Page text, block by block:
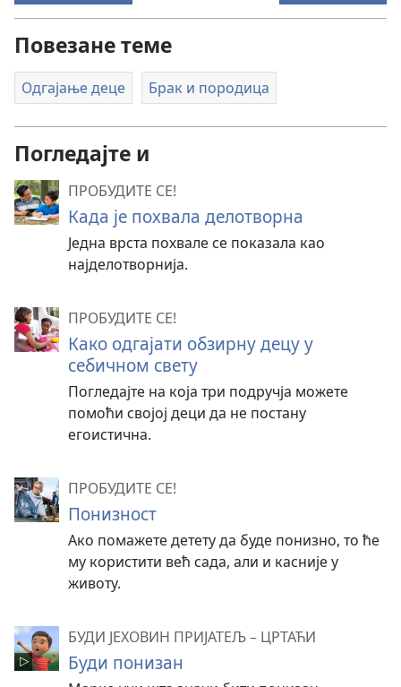
Повезане теме
Одгајање деце Брак и породица
Погледајте и
ПРОБУДИТЕ СЕ!
Када је похвала делотворна
Једна врста похвале се показала као
најделотворнија.
ПРОБУДИТЕ СЕ!
Како одгајати обзирну децу у
себичном свету
Погледајте на која три подручја можете
помоћи својој деци да не постану
егоистична.
ПРОБУДИТЕ СЕ!
Понизност
Ако помажете детету да буде понизно, то ће
му користити већ сада, али и касније у
животу.
БУДИ ЈЕХОВИН ПРИЈАТЕЉ – ЦРТАЋИ
Буди понизан